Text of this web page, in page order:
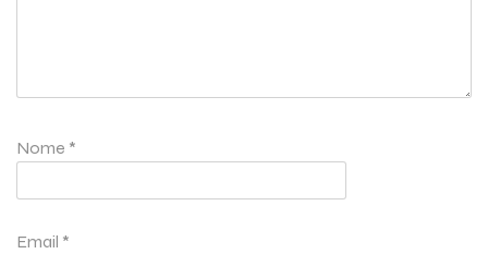
Nome *
Email *